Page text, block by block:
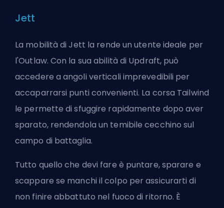
Jett
La mobilità di Jett la rende un utente ideale per
l'Outlaw. Con la sua abilità di Updraft, può
accedere a angoli verticali imprevedibili per
accaparrarsi punti convenienti. La corsa Tailwind
le permette di sfuggire rapidamente dopo aver
sparato, rendendola un temibile cecchino sul
campo di battaglia.
Tutto quello che devi fare è puntare, sparare e
scappare se manchi il colpo per assicurarti di
non finire abbattuto nel fuoco di ritorno. È